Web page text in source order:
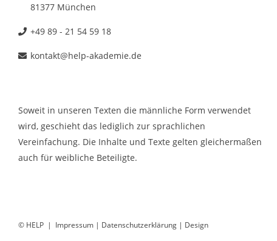
81377 München
+49 89 - 21 54 59 18
kontakt@help-akademie.de
Soweit in unseren Texten die männliche Form verwendet
wird, geschieht das lediglich zur sprachlichen
Vereinfachung. Die Inhalte und Texte gelten gleichermaßen
auch für weibliche Beteiligte.
© HELP | Impressum | Datenschutzerklärung | Design